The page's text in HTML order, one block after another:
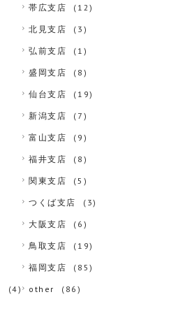
帯広支店 (12)
北見支店 (3)
弘前支店 (1)
盛岡支店 (8)
仙台支店 (19)
新潟支店 (7)
富山支店 (9)
福井支店 (8)
関東支店 (5)
つくば支店 (3)
大阪支店 (6)
鳥取支店 (19)
福岡支店 (85)
(4) other (86)